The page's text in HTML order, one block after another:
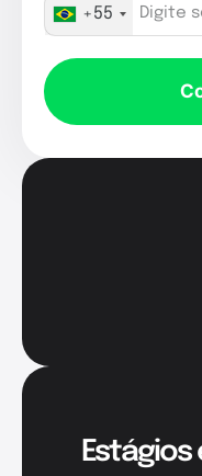
+55
Estágios